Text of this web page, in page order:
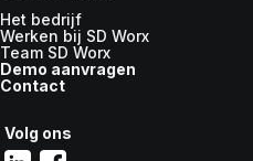
Het bedrijf
Werken bij SD Worx
Team SD Worx
Demo aanvragen
Contact
Volg ons